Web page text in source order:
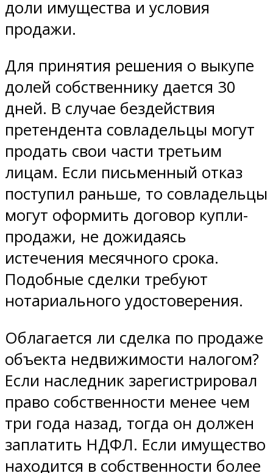
доли имущества и условия
продажи.
Для принятия решения о выкупе
долей собственнику дается 30
дней. В случае бездействия
претендента совладельцы могут
продать свои части третьим
лицам. Если письменный отказ
поступил раньше, то совладельцы
могут оформить договор купли-
продажи, не дожидаясь
истечения месячного срока.
Подобные сделки требуют
нотариального удостоверения.
Облагается ли сделка по продаже
объекта недвижимости налогом?
Если наследник зарегистрировал
право собственности менее чем
три года назад, тогда он должен
заплатить НДФЛ. Если имущество
находится в собственности более